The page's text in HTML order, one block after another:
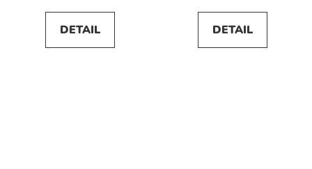
DETAIL DETAIL